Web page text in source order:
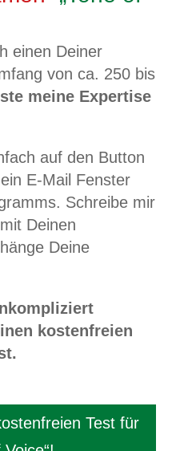
einen Deiner
von ca. 250 bis
meine Expertise
auf den Button
E-Mail Fenster
Schreibe mir
Deinen
Deine
kostenfreien
Test für